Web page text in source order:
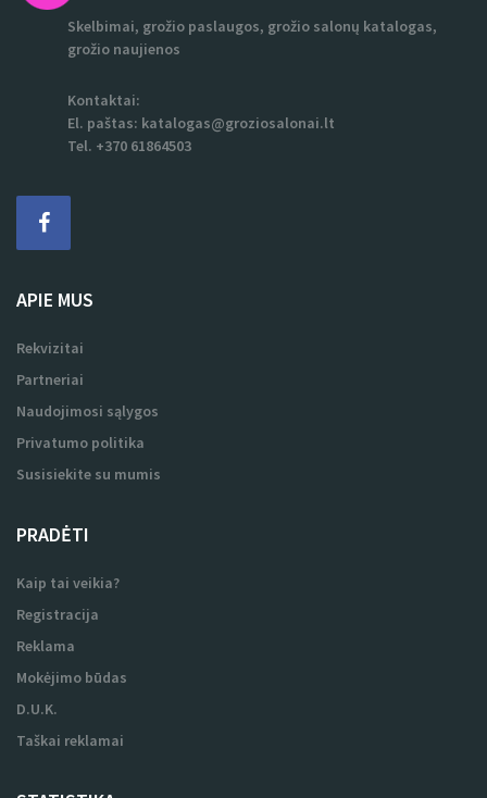
Skelbimai, grožio paslaugos, grožio salonų katalogas,
grožio naujienos
Kontaktai:
El. paštas: katalogas@groziosalonai.lt
Tel. +370 61864503
APIE MUS
Rekvizitai
Partneriai
Naudojimosi sąlygos
Privatumo politika
Susisiekite su mumis
PRADĖTI
Kaip tai veikia?
Registracija
Reklama
Mokėjimo būdas
D.U.K.
Taškai reklamai